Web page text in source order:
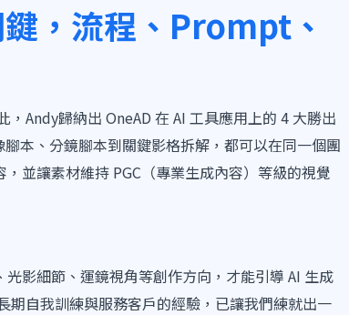
，流程、Prompt、
Andy歸納出 OneAD 在 AI 工具應用上的 4 大勝出
本、分鏡腳本到關鍵影格拆解，都可以在同一個團
並讓素材維持 PGC（專業生成內容）等級的視覺
影細節、運鏡視角等創作方向，才能引導 AI 生成
期自我訓練與服務客戶的經驗，已讓我們練就出一